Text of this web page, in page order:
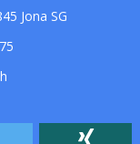
Jona SG